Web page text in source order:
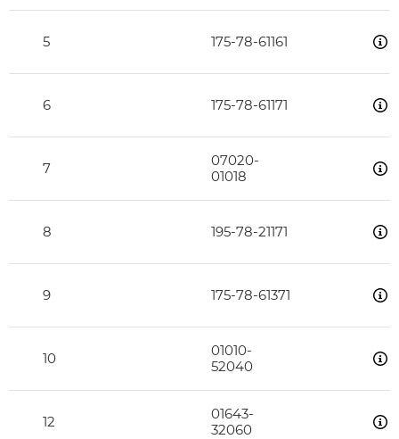
5 175-78-61161
6 175-78-61171
7
07020-
01018
8 195-78-21171
9 175-78-61371
10
01010-
52040
12
01643-
32060